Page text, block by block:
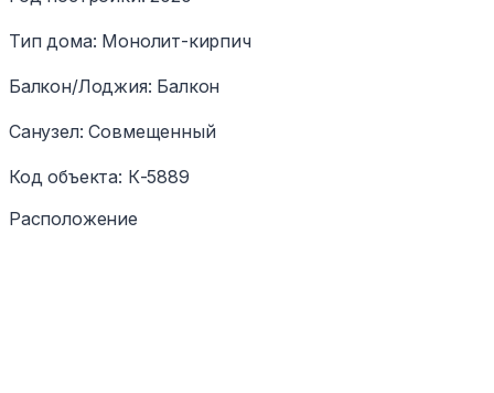
Тип дома: Монолит-кирпич
Балкон/Лоджия: Балкон
Санузел: Совмещенный
Код объекта: К-5889
Расположение